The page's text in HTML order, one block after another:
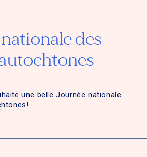
des
une belle Journée nationale